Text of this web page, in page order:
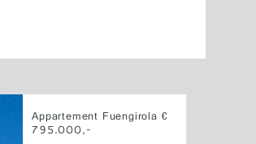
Appartement Fuengirola €
795.000,-